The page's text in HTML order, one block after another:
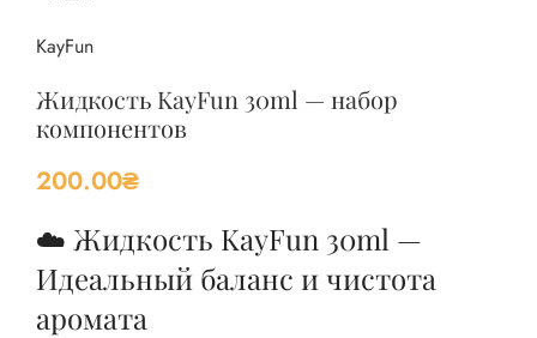
KayFun
Жидкость KayFun 30ml — набор
компонентов
200.00₴
☁️ Жидкость KayFun 30ml —
Идеальный баланс и чистота
аромата